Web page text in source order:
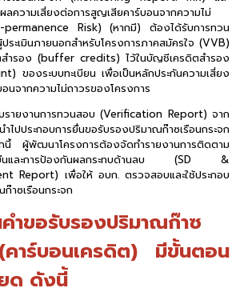
ลความเสี่ยงต่อการสูญเสียคาร์บอนจากความไม่
permanence Risk) (หากมี) ต้องได้รับการทวน
ะเมินภายนอกสำหรับโครงการภาคสมัครใจ (VVB)
สำรอง (buffer credits) ไว้ในบัญชีเครดิตสำรอง
ของระบบทะเบียน เพื่อเป็นหลักประกันความเสี่ยง
จากความไม่ถาวรของโครงการ
รายงานการทวนสอบ (Verification Report) จาก
ปประกอบการยื่นขอรับรองปริมาณก๊าซเรือนกระจก
ผู้พัฒนาโครงการต้องจัดทำรายงานการติดตาม
งยืนและการป้องกันผลกระทบด้านลบ (SD &
Report) เพื่อให้ อบก. ตรวจสอบและใช้ประกอบ
าซเรือนกระจก
ำขอรับรองปริมาณก๊าซ
าร์บอนเครดิต)
มีขั้นตอน
ยด ดังนี้